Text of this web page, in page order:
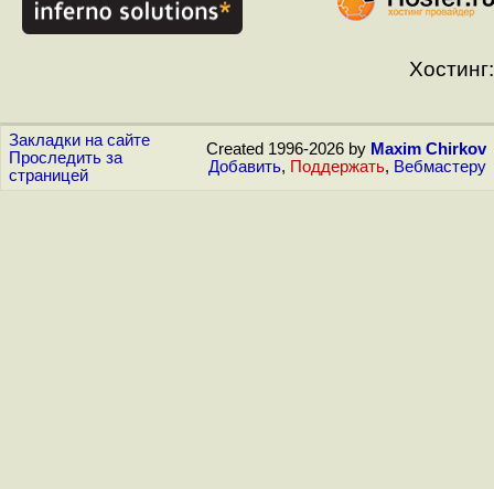
Хостинг:
Закладки на сайте
Проследить за
страницей
Created 1996-2026 by Maxim Chirkov
Добавить, Поддержать, Вебмастеру